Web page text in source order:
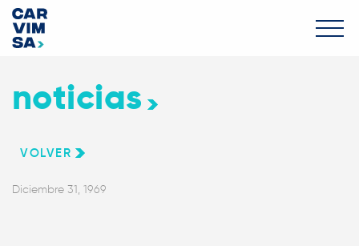
noticias
VOLVER
Diciembre 31, 1969